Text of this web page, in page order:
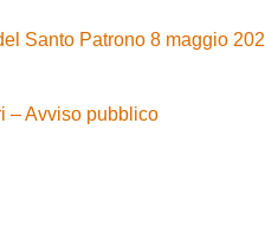
Santo Patrono 8 maggio
– Avviso pubblico